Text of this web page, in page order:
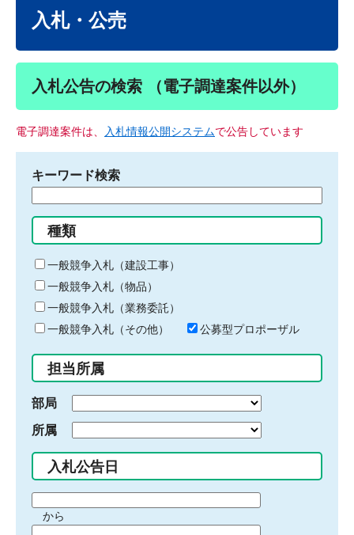
入札・公売
入札公告の検索 （電子調達案件以外）
電子調達案件は、 入札情報公開システムで公告しています
キーワード検索
る
キ
ー
ワ
ー
ド
入
力
種類
一般競争入札（建設工事）
一般競争入札（物品）
一般競争入札（業務委託）
一般競争入札（その他）
公募型プロポーザル
担当所属
部局
所属
入札公告日
間から